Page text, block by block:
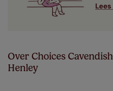
Over Choices
Henley